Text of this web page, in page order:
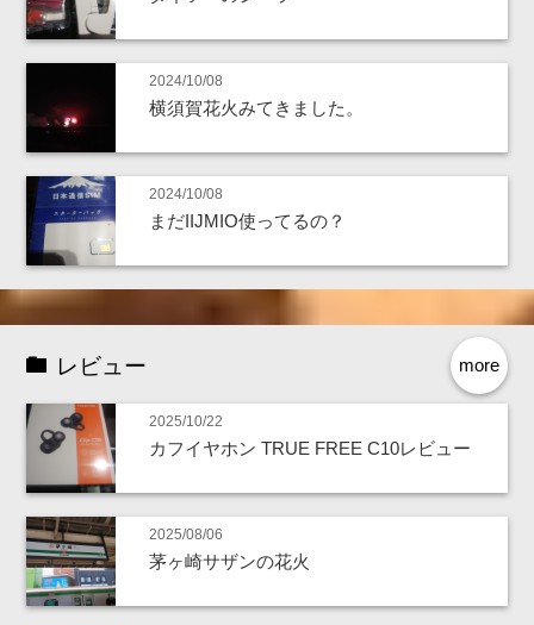
2024/10/08
横須賀花火みてきました。
2024/10/08
まだIIJMIO使ってるの？
more
レビュー
2025/10/22
カフイヤホン TRUE FREE C10レビュー
2025/08/06
茅ヶ崎サザンの花火